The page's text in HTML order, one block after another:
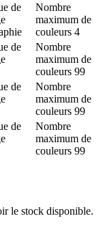
de
Nombre
maximum de
couleurs 4
de
Nombre
maximum de
couleurs 99
de
Nombre
maximum de
couleurs 99
de
Nombre
maximum de
couleurs 99
le stock disponible.